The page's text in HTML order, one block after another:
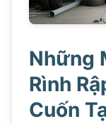
Những
Rình
Cuốn